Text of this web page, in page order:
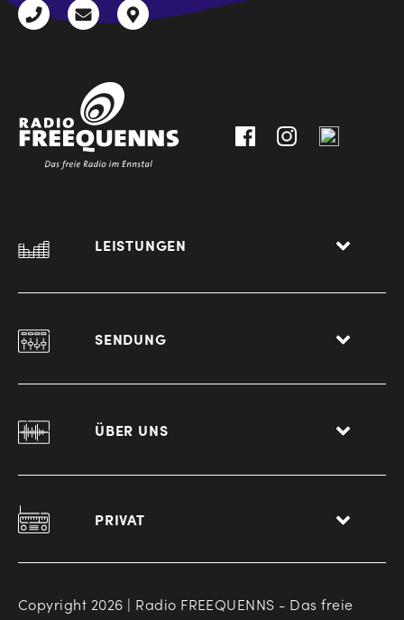
+43
radio@freequenns.at
Kulturhausstraße
LEISTUNGEN
SENDUNG
ÜBER UNS
PRIVAT
Copyright 2026 | Radio FREEQUENNS - Das freie